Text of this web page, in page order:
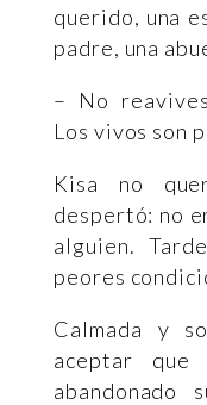
querido, una
padre, una
– No
Los vivos son
Kisa no
despertó: no
alguien.
peores
Calmada y
aceptar